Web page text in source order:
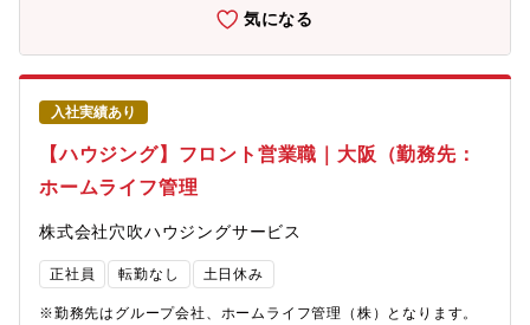
員もいます。【同ポジションの魅力】◆売上拡大中の勢いのある
ており、売上もさらに拡大。今後は東京証券取引所プライム市場
って仕事ができることは大きな魅力です。これまで身につけた経
験やスキルを存分に発揮してください。
業務に専念できる社内には、その物件の修繕担当、組合の会計担
当、リプレイス営業担当がいるため、フロント業務に集中できる
環境です。また、「他の部門担当者との情報が共有されない…」
といった状況にならないような、他部門の社員との連携が取りや
すい体制、システムがすでにできているので、働きやすい環境が
整備されています。
気になる
入社実績あり
【ハウジング】フロント営業職｜大阪（勤務先：
ホームライフ管理
株式会社穴吹ハウジングサービス
正社員 転勤なし 土日休み
※勤務先はグループ会社、ホームライフ管理（株）となります。